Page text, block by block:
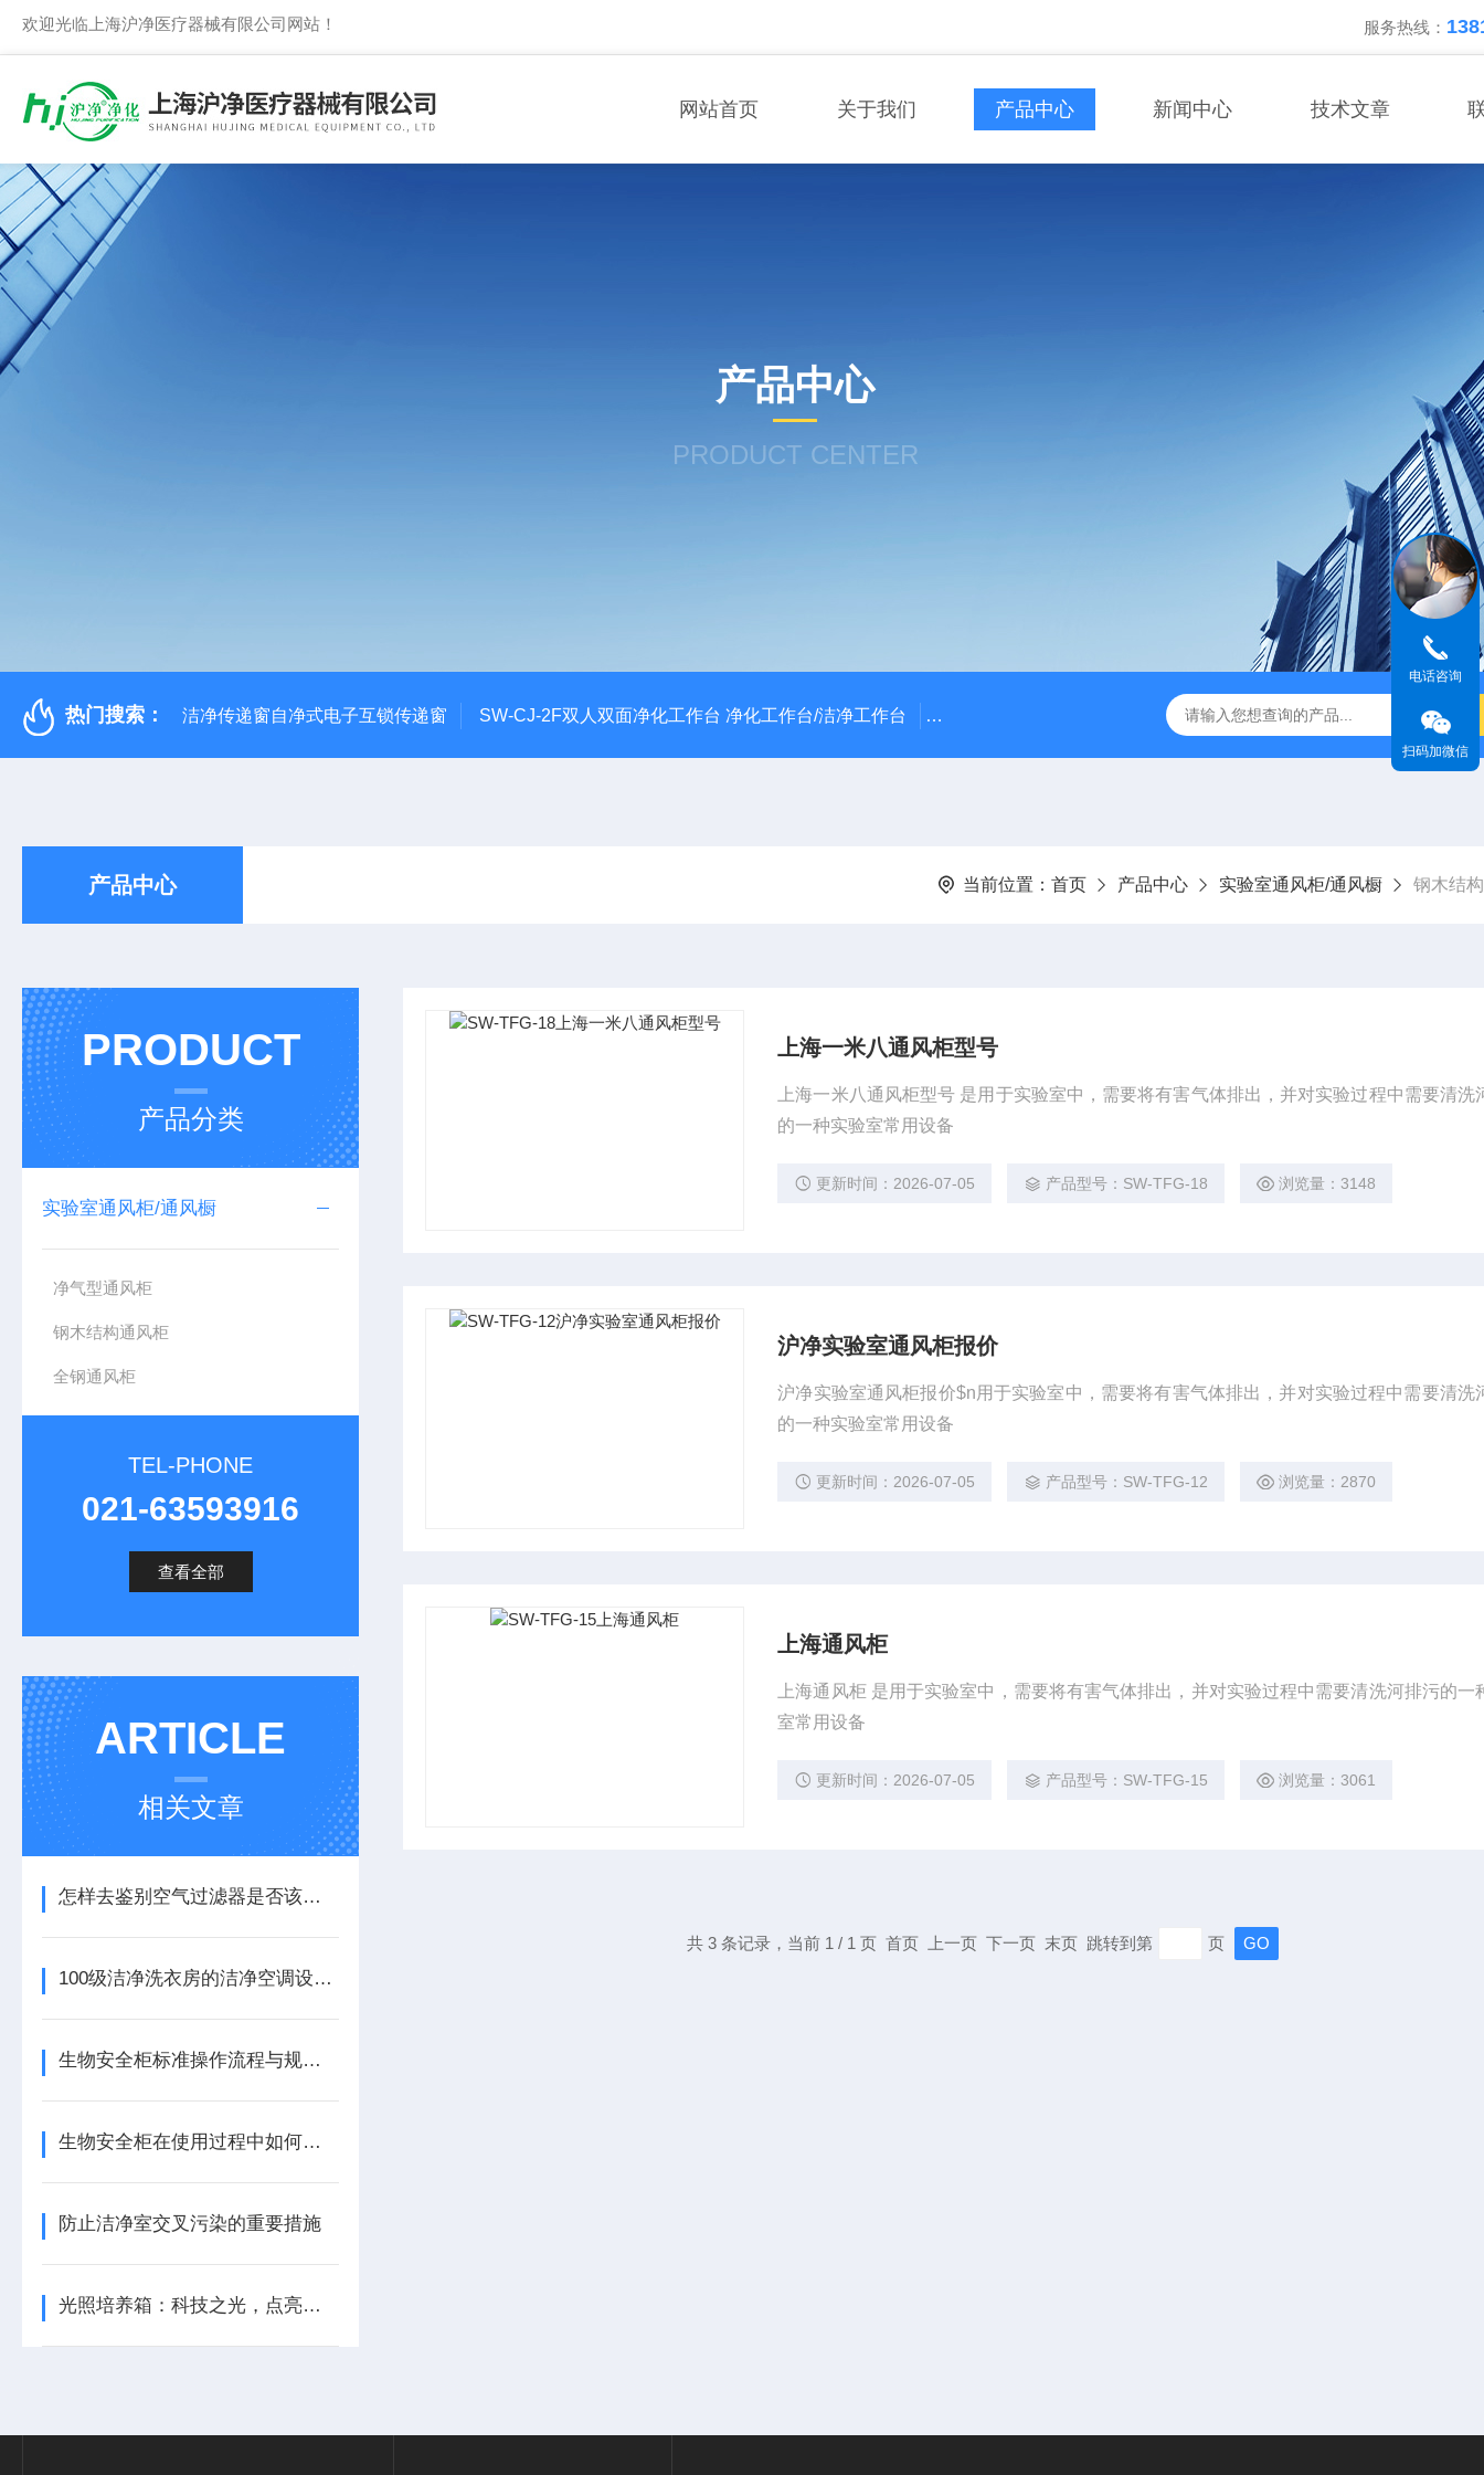
欢迎光临上海沪净医疗器械有限公司网站！ 服务热线：
网站首页 关于我们 产品中心 新闻中心 技术文章
产品中心
PRODUCT CENTER
热门搜索： 洁净传递窗自净式电子互锁传递窗 SW-CJ-2F双人双面净化工作台 净化工作台/洁净工作台 FLY-1型风量仪 BHC-1300IIA/B3生物安全柜哪家好 SW-CJ-
产品中心 当前位置： 首页 产品中心 实验室通风柜/通风橱 钢木结
PRODUCT
产品分类
实验室通风柜/通风橱
净气型通风柜
钢木结构通风柜
全钢通风柜
TEL-PHONE
021-63593916
查看全部
ARTICLE
相关文章
怎样去鉴别空气过滤器是否该更换 上海
100级洁净洗衣房的洁净空调设计 上海
生物安全柜标准操作流程与规范指南
生物安全柜在使用过程中如何正确处理生化废物？
防止洁净室交叉污染的重要措施
光照培养箱：科技之光，点亮生命之源
上海一米八通风柜型号
上海一米八通风柜型号 是用于实验室中，需要将有害气体排出，并对实验过程中需要清洗
的一种实验室常用设备
更新时间：2026-07-05 产品型号：SW-TFG-18 浏览量：3148
沪净实验室通风柜报价
沪净实验室通风柜报价$n用于实验室中，需要将有害气体排出，并对实验过程中需要清洗
的一种实验室常用设备
更新时间：2026-07-05 产品型号：SW-TFG-12 浏览量：2870
上海通风柜
上海通风柜 是用于实验室中，需要将有害气体排出，并对实验过程中需要清洗河排污的一
室常用设备
更新时间：2026-07-05 产品型号：SW-TFG-15 浏览量：3061
共 3 条记录，当前 1 / 1 页 首页 上一页 下一页 末页 跳转到第 页
电话咨询
扫码加微信